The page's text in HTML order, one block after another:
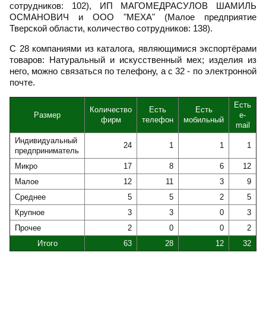
сотрудников: 102), ИП МАГОМЕДРАСУЛОВ ШАМИЛЬ
ОСМАНОВИЧ и ООО "МЕХА" (Малое предприятие
Тверской области, количество сотрудников: 138).
С 28 компаниями из каталога, являющимися экспортёрами
товаров: Натуральный и искусственный мех; изделия из
него, можно связаться по телефону, а с 32 - по электронной
почте.
Размер
Количество
фирм
Есть
телефон
Есть
мобильный
Есть
e-
mail
Индивидуальный
предприниматель
24 1 1 1
Микро 17 8 6
12
Малое
12 11 3
9
Среднее
5 5 2
5
Крупное
3 3 0
3
Прочее
2 0 0
2
Итого
63 28 12 32